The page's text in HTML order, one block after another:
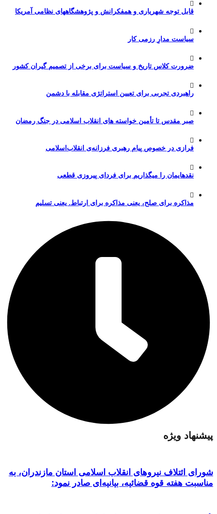
قابل توجه شهریاری و همفکرانش و پژوهشگاههای نظامی آمریکا
سیاست مدارِ رزمی کار
ضرورت کلاس تاریخ و سیاست برای برخی از تصمیم گیران کشور
راهبردی تجربی برای تعیین استراتژی مقابله با دشمن
صبر مقدس تا تأمین خواسته های انقلاب اسلامی در جنگ رمضان
فرازی در خصوص پیام رهبری فرزانه‌ی انقلاب‌اسلامی
نقدهایمان را میگذاریم برای فردای پیروزی قطعی
مذاکره برای صلح، یعنی مذاکره برای ارتباط. یعنی تسلیم
پیشنهاد ویژه
شورای ائتلاف نیروهای انقلاب اسلامی استان مازندران، به
مناسبت هفته قوه قضائیه، بیانیه‌ای صادر نمود: